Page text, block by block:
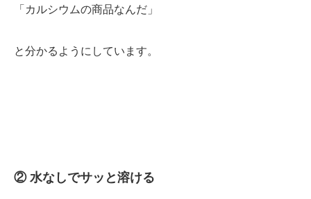
「カルシウムの商品なんだ」
と分かるようにしています。
② 水なしでサッと溶ける